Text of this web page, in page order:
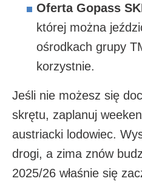
Oferta Gopass
której można
ośrodkach grupy
korzystnie.
Jeśli nie możesz się
skrętu, zaplanuj
austriacki lodowiec.
drogi, a zima znów
2025/26 właśnie się